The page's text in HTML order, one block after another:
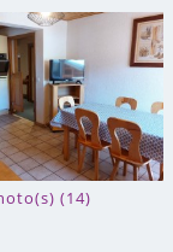
(14)